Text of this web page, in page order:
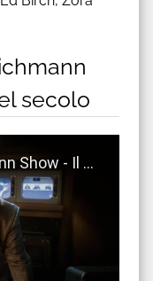
secolo
Show - Il